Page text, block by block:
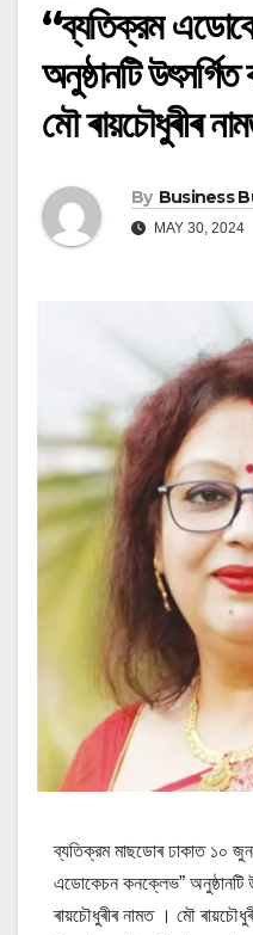
“ব্যতিক্রম
অনুষ্ঠানটি
মৌ ৰায়চৌধুৰীৰ
By Business
MAY 30, 2024
ব্যতিক্রম মাছডোৰ ঢাকাত ১০
এডোকেচন কনক্লেভ” অনুষ্ঠানটি
ৰায়চৌধুৰীৰ নামত । মৌ